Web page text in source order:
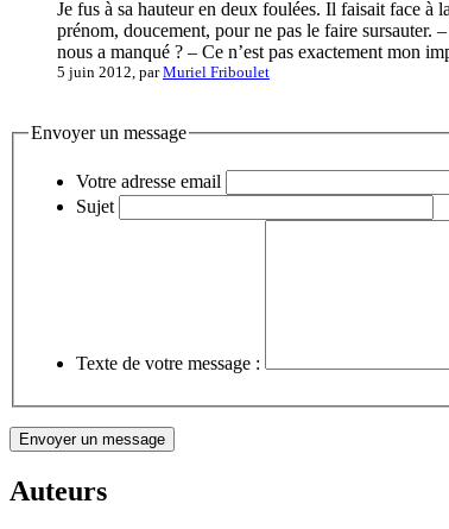
Je fus à sa hauteur en deux foulées. Il faisait face à
prénom, doucement, pour ne pas le faire sursauter.
nous a manqué ? – Ce n’est pas exactement mon
5 juin 2012, parMuriel Friboulet
Envoyer un message
Votre adresse email
Sujet
Texte de votre message :
Auteurs